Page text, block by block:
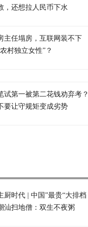
，还想拉人民币下水
主任塌房，互联网装不下
村独立女性”？
试第一被第二花钱劝弃考？
要让守规矩变成劣势
厨时代 | 中国”最贵“大排档
汕扫地僧：双生不夜粥